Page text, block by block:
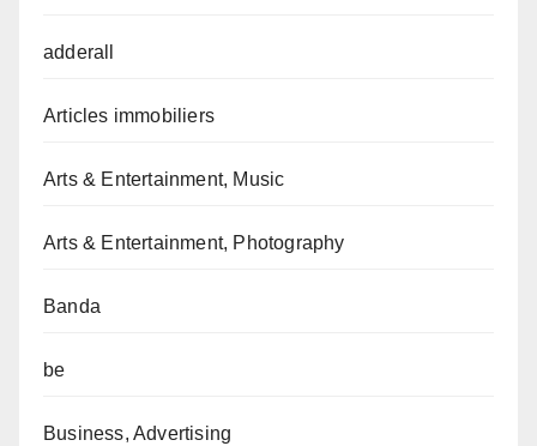
adderall
Articles immobiliers
Arts & Entertainment, Music
Arts & Entertainment, Photography
Banda
be
Business, Advertising